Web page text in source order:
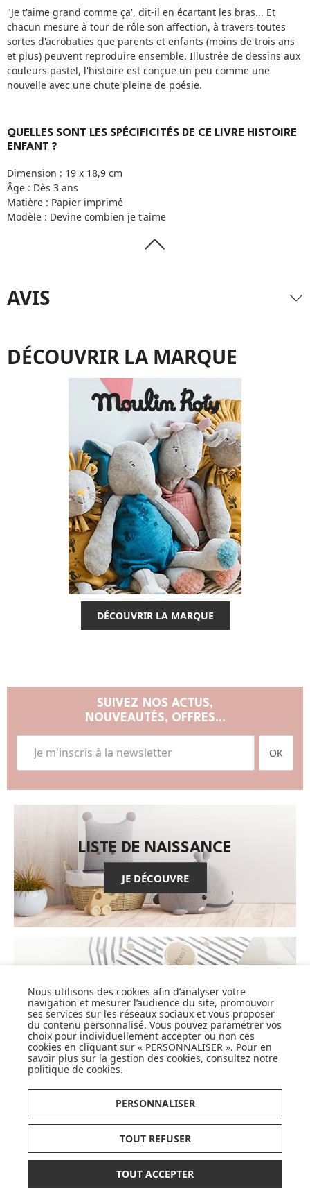
"Je t'aime grand comme ça', dit-il en écartant les bras... Et
chacun mesure à tour de rôle son affection, à travers toutes
sortes d'acrobaties que parents et enfants (moins de trois ans
et plus) peuvent reproduire ensemble. Illustrée de dessins aux
couleurs pastel, l'histoire est conçue un peu comme une
nouvelle avec une chute pleine de poésie.
QUELLES SONT LES SPÉCIFICITÉS DE CE LIVRE HISTOIRE
ENFANT ?
Dimension : 19 x 18,9 cm
Âge : Dès 3 ans
Matière : Papier imprimé
Modèle : Devine combien je t'aime
AVIS
DÉCOUVRIR LA MARQUE
DÉCOUVRIR LA MARQUE
SUIVEZ NOS ACTUS,
NOUVEAUTÉS, OFFRES...
OK
LISTE DE NAISSANCE
JE DÉCOUVRE
JE DÉCOUVRE
Pionnier du WEB, leader français de la distribution
sélective en puériculture depuis plus de 15 ans,
Made In Bébé est heureux d'accompagner chaque
jour parents, familles et enfants.
Avec sa boutique en ligne spécialisée dans la
puériculture, Made in Bébé vous propose plus de
20 000 références et une sélection de plus de 300
Nous utilisons des cookies afin d’analyser votre
navigation et mesurer l’audience du site, promouvoir
ses services sur les réseaux sociaux et vous proposer
du contenu personnalisé. Vous pouvez paramétrer vos
choix pour individuellement accepter ou non ces
cookies en cliquant sur « PERSONNALISER ». Pour en
savoir plus sur la gestion des cookies, consultez notre
politique de cookies.
PERSONNALISER
TOUT REFUSER
TOUT ACCEPTER